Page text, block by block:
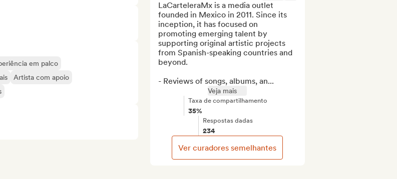
em palco
Artista com apoio
LaCarteleraMx is a media outlet
founded in Mexico in 2011. Since its
inception, it has focused on
promoting emerging talent by
supporting original artistic projects
from Spanish-speaking countries and
beyond.
- Reviews of songs, albums, an...
Veja mais
Taxa de compartilhamento
35%
Respostas dadas
234
Ver curadores semelhantes